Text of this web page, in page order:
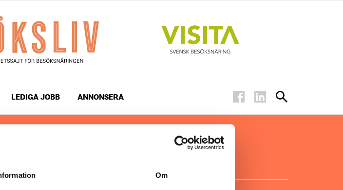
Om
LEDIGA JOBB ANNONSERA
nyheter och snackisar inom
form är ett affärsmagasin för ägare